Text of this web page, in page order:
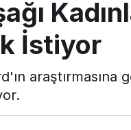
İstiyor
araştırmasına